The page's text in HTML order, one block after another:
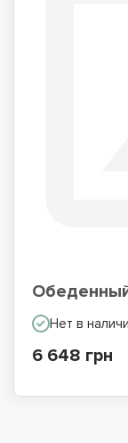
Нет в
6 648 грн